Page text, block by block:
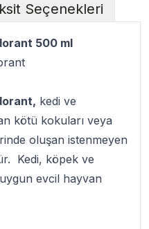
Seçenekleri
500 ml
kedi ve
kötü kokuları veya
oluşan istenmeyen
Kedi, köpek ve
evcil hayvan